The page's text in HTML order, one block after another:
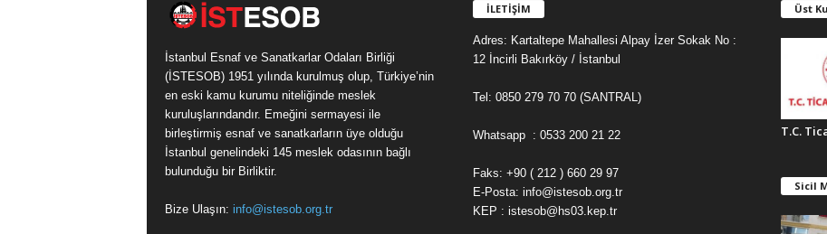
İstanbul Esnaf ve Sanatkarlar Odaları Birliği
(İSTESOB) 1951 yılında kurulmuş olup, Türkiye’nin
en eski kamu kurumu niteliğinde meslek
kuruluşlarındandır. Emeğini sermayesi ile
birleştirmiş esnaf ve sanatkarların üye olduğu
İstanbul genelindeki 145 meslek odasının bağlı
bulunduğu bir Birliktir.
Bize Ulaşın: info@istesob.org.tr
İLETİŞİM
Adres: Kartaltepe Mahallesi Alpay İzer Sokak No :
12 İncirli Bakırköy / İstanbul
Tel: 0850 279 70 70 (SANTRAL)
Whatsapp : 0533 200 21 22
Faks: +90 ( 212 ) 660 29 97
E-Posta: info@istesob.org.tr
KEP : istesob@hs03.kep.tr
Üst
T.C.
Sicil